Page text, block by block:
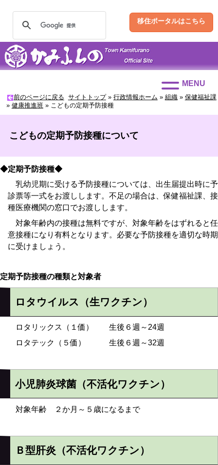
移住ポータルはこちら
MENU
前のページに戻る サイトトップ» 行政情報ホーム » 組織» 保健福祉課
» 健康推進班» こどもの定期予防接種
こどもの定期予防接種について
◆定期予防接種◆
乳幼児期に受ける予防接種については、出生届提出時に予
診票等一式をお渡しします。不足の場合は、保健福祉課、接
種医療機関の窓口でお渡しします。
対象年齢内の接種は無料ですが、対象年齢をはずれると任
意接種になり有料となります。必要な予防接種を適切な時期
に受けましょう。
定期予防接種の種類と対象者
ロタウイルス（生ワクチン）
ロタリックス（１価） 生後６週～24週
ロタテック（５価） 生後６週～32週
小児肺炎球菌（不活化ワクチン）
対象年齢 ２か月～５歳になるまで
Ｂ型肝炎（不活化ワクチン）